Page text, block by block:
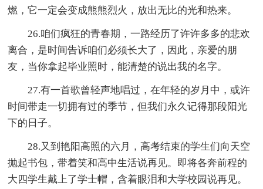
燃，它一定会变成熊熊烈火，放出无比的光和热来。
26.咱们疯狂的青春期，一路经历了许许多多的悲欢
离合，是时间告诉咱们必须长大了，因此，亲爱的朋
友，当你拿起毕业照时，能清楚的说出我的名字。
27.有一首歌曾轻声地唱过，在年轻的岁月中，或许
时间带走一切拥有过的季节，但我们永久记得那段阳光
下的日子。
28.又到艳阳高照的六月，高考结束的学生们向天空
抛起书包，带着笑和高中生活说再见。即将各奔前程的
大四学生戴上了学士帽，含着眼泪和大学校园说再见。